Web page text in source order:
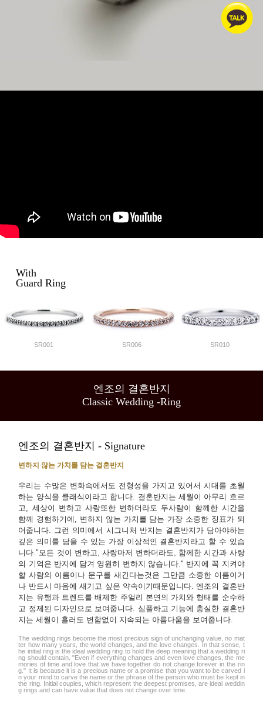
With
Guard Ring
SR001 SR006 SR010
엔조의 결혼반지
Classic Wedding -Ring
엔조의 결혼반지 - Signature
변하지 않는 가치를 담는 결혼반지
우리는 수많은 변화속에서도 전형성을 가지고 있어서 시대를 초월
하는 양식을 클래식이라고 합니다. 결혼반지는 세월이 아무리 흐르
고, 세상이 변하고 사랑또한 변하더라도 두사람이 함께한 시간을
함께 경험하기에, 변하지 않는 가치를 담는 가장 소중한 징표가 되
어줍니다. 그런 의미에서 시그니처 반지는 결혼반지가 담아야하는
깊은 의미를 담을 수 있는 가장 이상적인 결혼반지라고 할 수 있습
니다."모든 것이 변하고, 사랑마저 변하더라도, 함께한 시간과 사랑
의 기억은 반지에 담겨 영원히 변하지 않습니다." 반지에 꼭 지켜야
할 사람의 이름이나 문구를 새긴다는것은 그만큼 소중한 이름이거
나 반드시 마음에 새기고 싶은 약속이기때문입니다. 엔조의 결혼반
지는 유행과 트렌드를 배제한 주얼리 본연의 가치와 형태를 순수하
고 정제된 디자인으로 보여줍니다. 심플하고 기능에 충실한 결혼반
지는 세월이 흘러도 변함없이 지속되는 아름다움을 보여줍니다.
The wedding rings become the most precious sign of unchanging value, no mat
ter how many years, the world changes, and the love changes. In that sense, t
he initial ring is the ideal wedding ring to hold the deep meaning that a wedding ri
ng should contain. "Even if everything changes and even love changes, the me
mories of time and love that we have together do not change forever in the rin
g." It is because it is a precious name or a promise that you want to be carved i
n your mind to carve the name or the phrase of the person who must be kept in
the ring. Initial couples, which represent the deepest promises, are ideal weddin
g rings and can have value that does not change over time.